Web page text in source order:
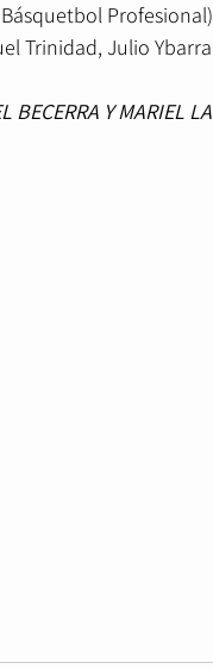
Trinidad, Julio
BECERRA Y MARIEL